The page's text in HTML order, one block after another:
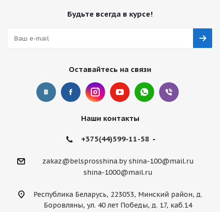
Будьте всегда в курсе!
Оставайтесь на связи
Наши контакты
+375(44)599-11-58
zakaz@belsprosshina.by shina-100@mail.ru
shina-1000@mail.ru
Республика Беларусь, 223053, Минский район, д.
Боровляны, ул. 40 лет Победы, д. 17, каб.14